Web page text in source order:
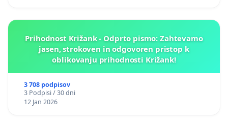
Prihodnost Križank - Odprto pismo: Zahtevamo
jasen, strokoven in odgovoren pristop k
oblikovanju prihodnosti Križank!
3 708 podpisov
3 Podpisi / 30 dni
12 Jan 2026